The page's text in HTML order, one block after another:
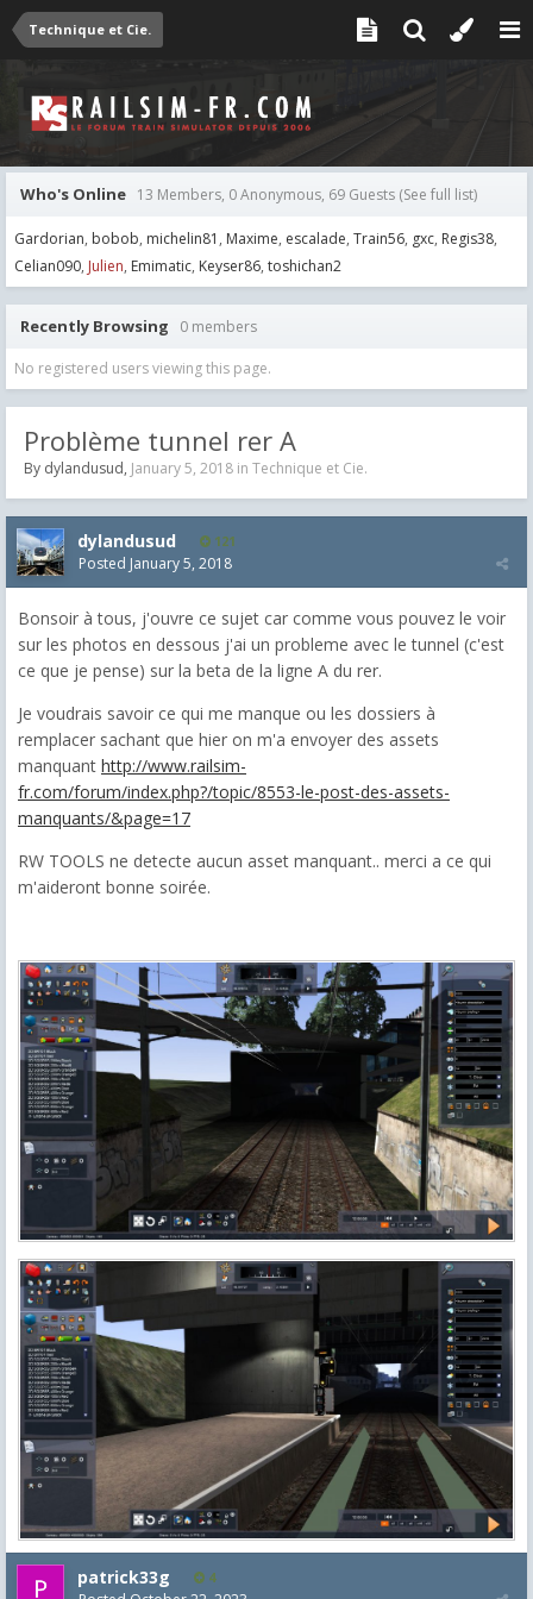
Technique et Cie.
Who's Online 13 Members, 0 Anonymous, 69 Guests (See full list)
Gardorian bobob michelin81 Maxime escalade Train56 gxc Regis38
Celian090 Julien Emimatic Keyser86 toshichan2
Recently Browsing 0 members
No registered users viewing this page.
Problème tunnel rer A
By dylandusud, January 5, 2018 in Technique et Cie.
dylandusud 121
Posted January 5, 2018
Bonsoir à tous, j'ouvre ce sujet car comme vous pouvez le voir
sur les photos en dessous j'ai un probleme avec le tunnel (c'est
ce que je pense) sur la beta de la ligne A du rer.
Je voudrais savoir ce qui me manque ou les dossiers à
remplacer sachant que hier on m'a envoyer des assets
manquant http://www.railsim-
fr.com/forum/index.php?/topic/8553-le-post-des-assets-
manquants/&page=17
RW TOOLS ne detecte aucun asset manquant.. merci a ce qui
m'aideront bonne soirée.
patrick33g 4